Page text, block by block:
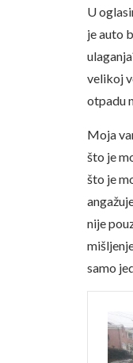
U
je auto
velikoj
otpadu
Moja
što je
što je
nije
samo